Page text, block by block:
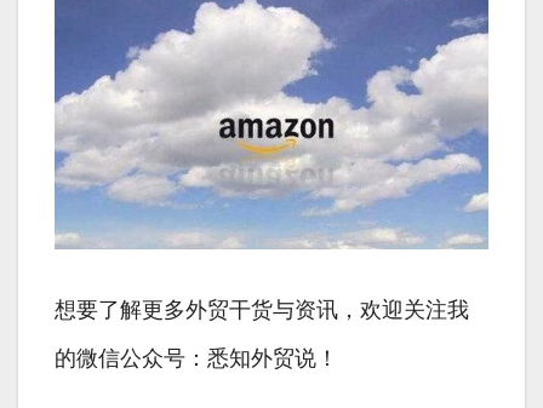
想要了解更多外贸干货与资讯，欢迎关注我
的微信公众号：悉知外贸说！